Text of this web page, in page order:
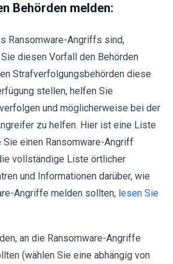
Behörden melden:
Ransomware-Angriffs sind,
diesen Vorfall den Behörden
Strafverfolgungsbehörden diese
stellen, helfen Sie
und möglicherweise bei der
zu helfen. Hier ist eine Liste
Sie einen Ransomware-Angriff
vollständige Liste örtlicher
und Informationen darüber, wie
Angriffe melden sollten, lesen Sie
an die Ransomware-Angriffe
(wählen Sie eine abhängig von